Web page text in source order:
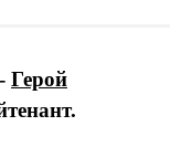
Герой